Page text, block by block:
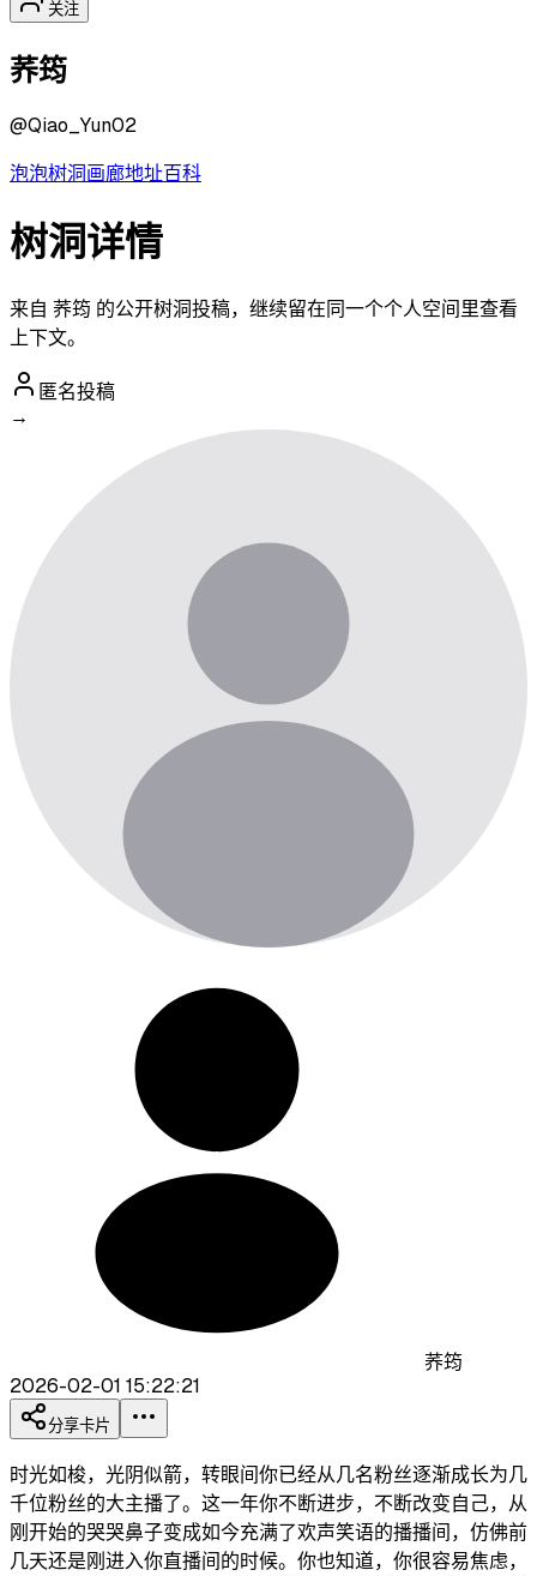
关注
荞筠
@Qiao_Yun02
泡泡树洞画廊地址百科
树洞详情
来自 荞筠 的公开树洞投稿，继续留在同一个个人空间里查看
上下文。
匿名投稿
→
荞筠
2026-02-01 15:22:21
分享卡片
时光如梭，光阴似箭，转眼间你已经从几名粉丝逐渐成长为几
千位粉丝的大主播了。这一年你不断进步，不断改变自己，从
刚开始的哭哭鼻子变成如今充满了欢声笑语的播播间，仿佛前
几天还是刚进入你直播间的时候。你也知道，你很容易焦虑，